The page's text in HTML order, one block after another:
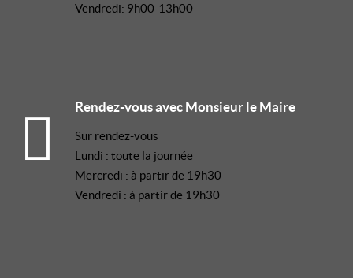
Vendredi: 9h00-13h00
Rendez-vous avec Monsieur le Maire
Sur rendez-vous
Lundi : toute la journée
Mercredi : à partir de 19h30
Vendredi : à partir de 19h30